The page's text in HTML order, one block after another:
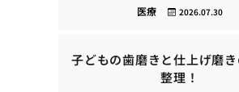
2026.07.30
医療
子どもの歯磨きと仕上げ磨
整理！